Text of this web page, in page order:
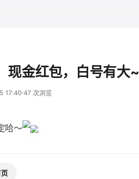
现金红包，白号有大~
17:40 47 次浏览
哈～